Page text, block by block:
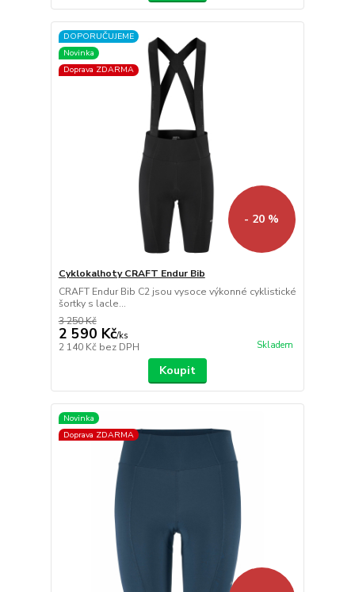
DOPORUČUJEME
Novinka
Doprava ZDARMA
- 20 %
Cyklokalhoty CRAFT Endur Bib
CRAFT Endur Bib C2 jsou vysoce výkonné cyklistické
šortky s lacle...
3 250 Kč
2 590 Kč/ks
2 140 Kč bez DPH Skladem
Koupit
Novinka
Doprava ZDARMA